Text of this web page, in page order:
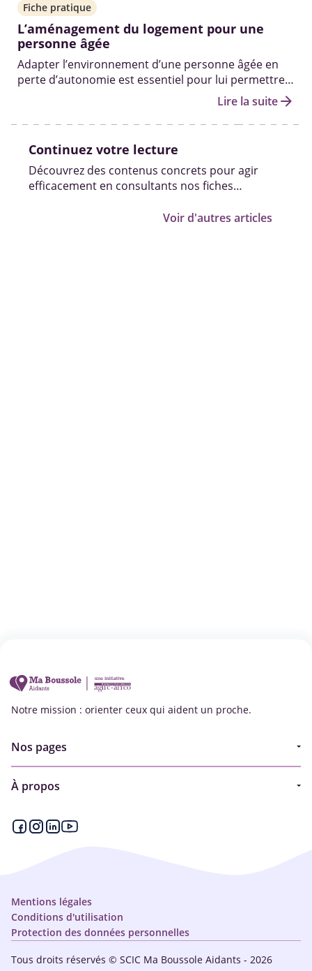
Fiche pratique
L’aménagement du logement pour une
personne âgée
Adapter l’environnement d’une personne âgée en
perte d’autonomie est essentiel pour lui permettre
de continuer à vivre de manière sécurisée etLire la suitearrow_forward
Continuez votre lecture
Découvrez des contenus concrets pour agir
efficacement en consultants nos fiches
Voir d'autres articles
Notre mission : orienter ceux qui aident un proche.
Nos pages
Aides financières et congés
À propos
Qui sommes-nous ?
Tous droits réservés © SCIC Ma Boussole Aidants - 2026
Mentions légales
Conditions d'utilisation
Protection des données personnelles